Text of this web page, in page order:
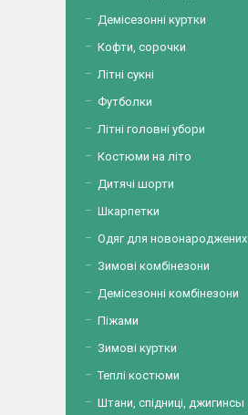
Демісезонні куртки
Кофти, сорочки
Літні сукні
Футболки
Літні головні убори
Костюми на літо
Дитячі шорти
Шкарпетки
Одяг для новонароджених
Зимові комбінезони
Демісезонні комбінезони
Піжами
Зимові куртки
Теплі костюми
Штани, спідниці, джигинсы